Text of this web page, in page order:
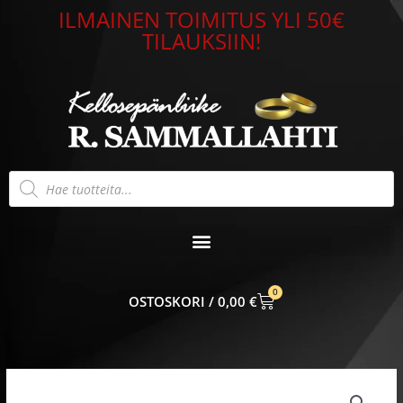
ILMAINEN TOIMITUS YLI 50€
TILAUKSIIN!
Products
search
0,00 €
0
CART